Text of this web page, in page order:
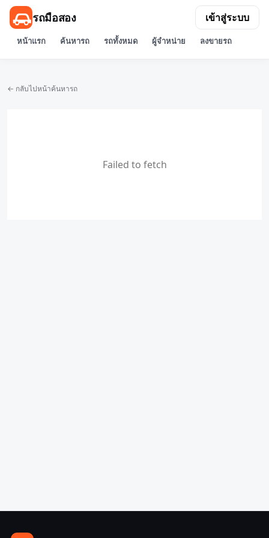
รถมือสอง
หน้าแรก ค้นหารถ รถทั้งหมด ผู้จำหน่าย ลงขายรถ
เข้าสู่ระบบ
← กลับไปหน้าค้นหารถ
Failed to fetch